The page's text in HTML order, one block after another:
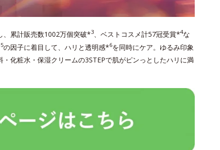
、累計販売数1002万個突破*3 、ベストコスメ計57冠受賞*4な
5の因子に着目して、ハリと透明感*6を同時にケア。ゆるみ印象
化粧水・保湿クリームの3STEPで肌がピンっとしたハリに満